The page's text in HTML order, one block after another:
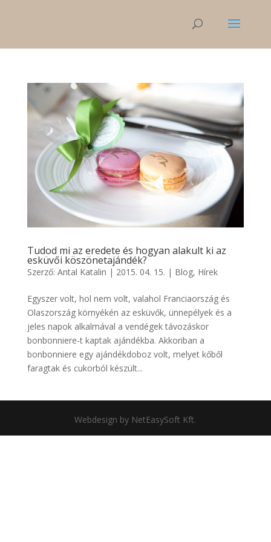
Tudod mi az eredete és hogyan alakult ki az
esküvői köszönetajándék?
Szerző: Antal Katalin | 2015. 04. 15. | Blog, Hírek
Egyszer volt, hol nem volt, valahol Franciaország és
Olaszország környékén az esküvők, ünnepélyek és a
jeles napok alkalmával a vendégek távozáskor
bonbonniere-t kaptak ajándékba. Akkoriban a
bonbonniere egy ajándékdoboz volt, melyet kőből
faragtak és cukorból készült...
Webdesign by NetEasySoft Kft.